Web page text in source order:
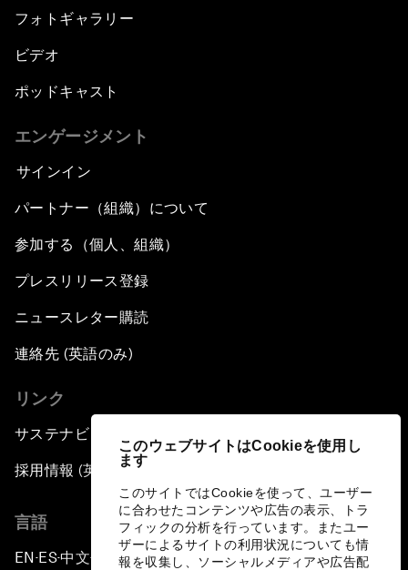
このウェブサイトはCookieを使用し
ます
このサイトではCookieを使って、ユーザー
に合わせたコンテンツや広告の表示、トラ
フィックの分析を行っています。またユー
ザーによるサイトの利用状況についても情
報を収集し、ソーシャルメディアや広告配
フォトギャラリー
ビデオ
ポッドキャスト
エンゲージメント
サインイン
パートナー（組織）について
参加する（個人、組織）
プレスリリース登録
ニュースレター購読
連絡先 (英語のみ)
リンク
サステナビリティへの取り組み
採用情報 (英語のみ)
言語
EN ▪ES▪中文▪ 日本語